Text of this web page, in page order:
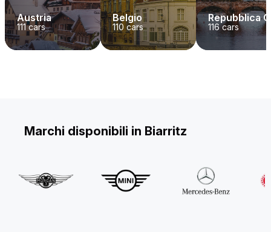
Austria
111cars
Belgio
110 cars
Repubblica
116cars
Marchi disponibili in Biarritz